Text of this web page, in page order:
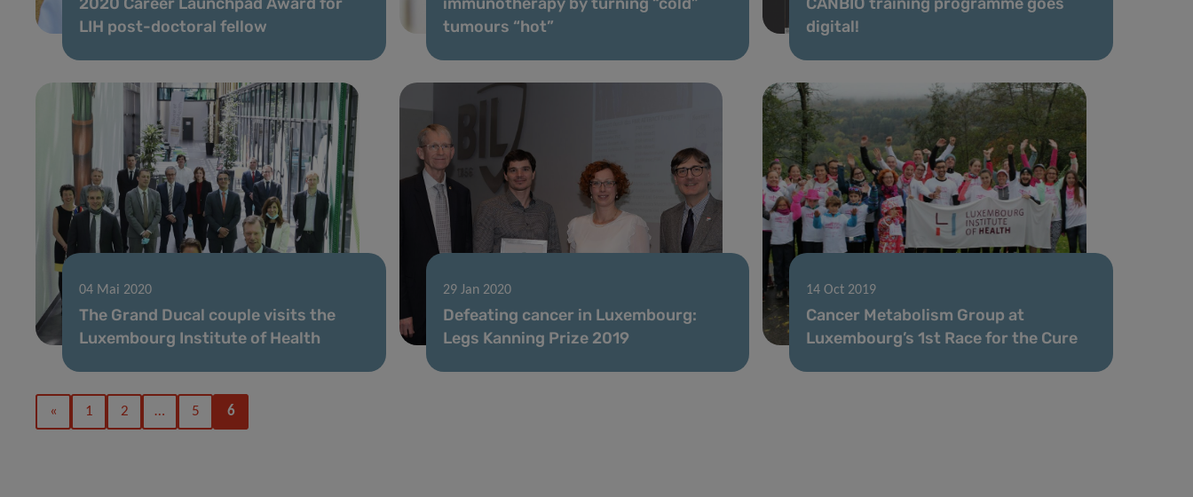
LIH post-doctoral fellow
tumours “hot”
digital!
04 Mai 2020
The Grand Ducal couple visits the
Luxembourg Institute of Health
29 Jan 2020
Defeating cancer in Luxembourg:
Legs Kanning Prize 2019
14 Oct 2019
Cancer Metabolism Group at
Luxembourg’s 1st Race for the Cure
« 1 2 … 5 6